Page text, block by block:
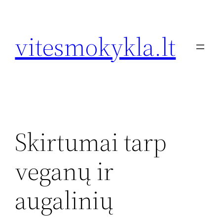
vitesmokykla.lt
Skirtumai tarp
veganų ir
augalinių